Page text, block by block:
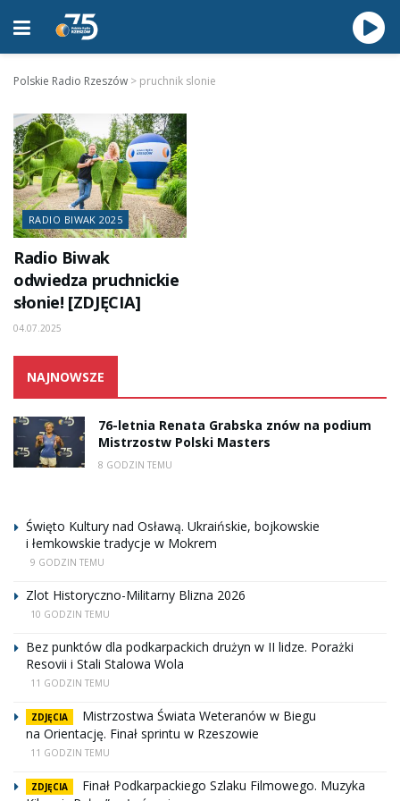
Polskie Radio Rzeszów > pruchnik slonie
RADIO BIWAK 2025
Radio Biwak
odwiedza pruchnickie
słonie! [ZDJĘCIA]
04.07.2025
NAJNOWSZE
76-letnia Renata Grabska znów na podium
Mistrzostw Polski Masters
8 GODZIN TEMU
Święto Kultury nad Osławą. Ukraińskie, bojkowskie
i łemkowskie tradycje w Mokrem
9 GODZIN TEMU
Zlot Historyczno-Militarny Blizna 2026
10 GODZIN TEMU
Bez punktów dla podkarpackich drużyn w II lidze. Porażki
Resovii i Stali Stalowa Wola
11 GODZIN TEMU
ZDJĘCIA
Mistrzostwa Świata Weteranów w Biegu
na Orientację. Finał sprintu w Rzeszowie
11 GODZIN TEMU
ZDJĘCIA
Finał Podkarpackiego Szlaku Filmowego. Muzyka